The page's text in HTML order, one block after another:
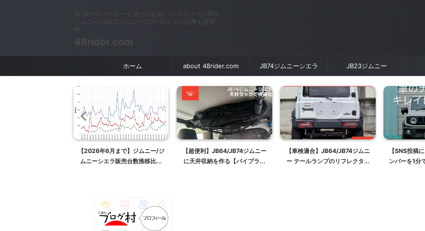
MTBやスノーボード遊びの記録。ハイエース/JB74
ジムニー/JB23ジムニーのDIYカスタム記事も更新
48rider.com
ホーム about 48rider.com JB74ジムニーシエラ JB23ジムニー
【2026年6月まで】ジムニー/ジ
ムニーシエラ販売台数推移比較
【超便利】JB64/JB74ジムニー
に天井収納を作る【パイプラッ
【車検適合】JB64/JB74ジムニ
ー テールランプのリフレクター
【SNS投稿
ンバーを1分